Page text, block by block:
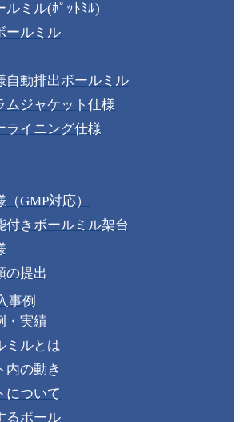
ルミル(ﾎﾟｯﾄﾐﾙ)
ールミル
自動排出ボールミル
ムジャケット仕様
ライニング仕様
（GMP対応）
付きボールミル架台
の提出
事例
・実績
ミルとは
内の動き
について
るボール
LINE コピー
火)
開発用新製
り雰囲気温
できる
ルミル架台
ールミル架台